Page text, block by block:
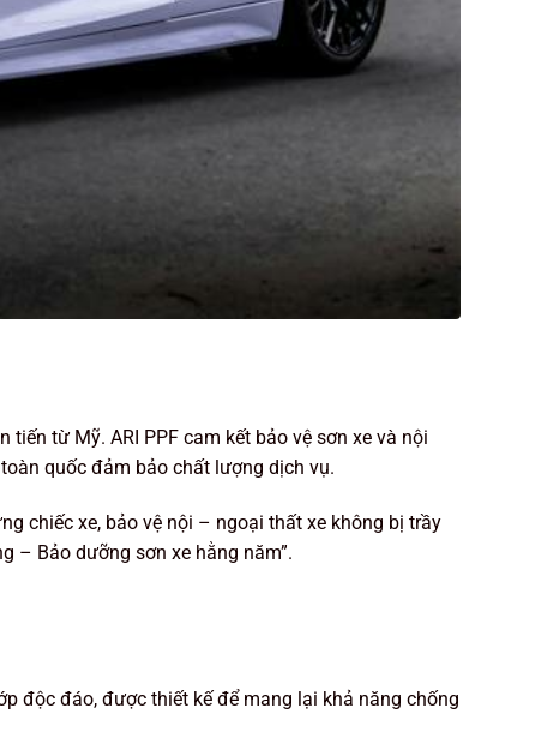
từ Mỹ. ARI PPF cam kết bảo vệ sơn xe và nội
quốc đảm bảo chất lượng dịch vụ.
chiếc xe, bảo vệ nội – ngoại thất xe không bị trầy
– Bảo dưỡng sơn xe hằng năm”.
độc đáo, được thiết kế để mang lại khả năng chống